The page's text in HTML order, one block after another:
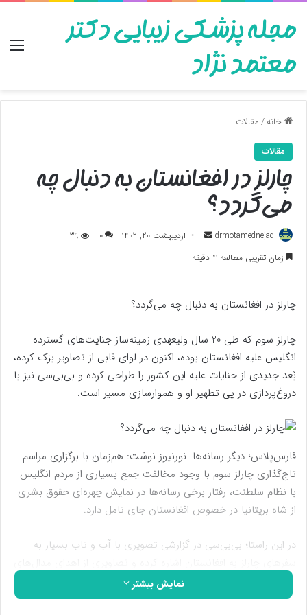
مجله پزشکی زیبایی دکتر
معتمد نژاد
خانه/مقالات
مقالات
چارلز در افغانستان به دنبال چه
می‌گردد؟
drmotamednejad
ارسال
به
اردیبهشت 20, 1402 0
39
زمان تقریبی مطالعه 4 دقیقه
چارلز در افغانستان به دنبال چه می‌گردد؟
چارلز سوم که طی 20 سال ولیعهدی زمینه‌ساز جنایت‌های گسترده
انگلیس علیه افغانستان بوده، اکنون در لوای قابی از تصاویر بزک کرده،
بُعد جدیدی از جنایات علیه این کشور را طراحی کرده‌ و بی‌بی‌سی نیز با
دروغ‌پردازی در پی تطهیر او و هموارسازی مسیر است.
فارس‌پلاس؛ دیگر رسانه‌ها- نورنیوز نوشت: هم‌زمان با برگزاری مراسم
تاج‌گذاری چارلز سوم با وجود مخالفت جمع بسیاری از مردم انگلیس
با نظام سلطنت، رفتار برخی رسانه‌ها در نمایش چهره‌ای حقوق بشری
از شاه بریتانیا در خصوص افغانستان جای تامل دارد.
در این راستا؛ بی‌بی‌سی در گزارشی تصویری با آب و تاب بسیار به
خدمت در افغانستان به سربازان گردان اول تفنگدار سلطنتی در پادگان
سرجان مور بریتانیا در ژوئن ۲۰۱۹ را به نمایش می‌گذارد.
نمایش بیشتر